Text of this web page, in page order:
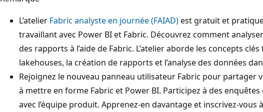
L’atelier Fabric analyste en journée (FAIAD)est gratuit et
travaillant avec Power BI et Fabric. Découvrez comment
des rapports à l’aide de Fabric. L’atelier aborde les concepts
lakehouses, la création de rapports et l’analyse des données
Rejoignez le nouveau panneau utilisateur Fabric pour partager
à mettre en forme Fabric et Power BI. Participez à des enquêtes
avec l’équipe produit. Apprenez-en davantage et inscrivez-vous à